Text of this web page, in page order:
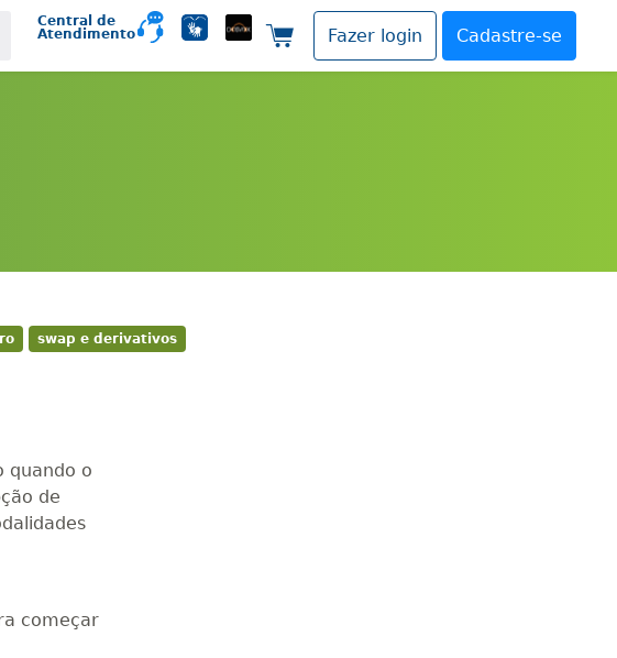
Central de
Atendimento
Carrinho de compras
Fazer login Cadastre-se
swap e derivativos
quando o
de
começar